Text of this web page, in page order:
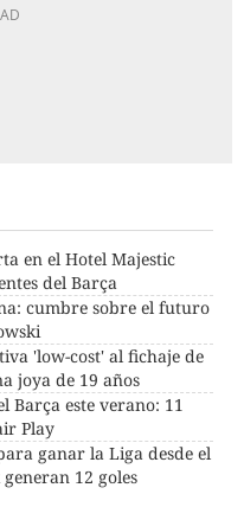
en el Hotel Majestic
del Barça
cumbre sobre el futuro
'low-cost' al fichaje de
joya de 19 años
Barça este verano: 11
Play
ganar la Liga desde el
12 goles